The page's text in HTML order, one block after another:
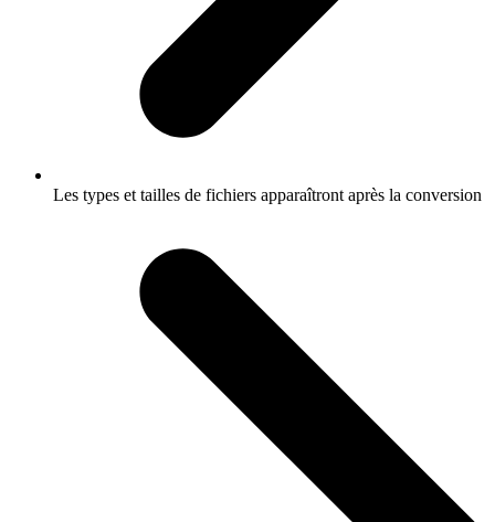
Les types et tailles de fichiers apparaîtront après la conversion